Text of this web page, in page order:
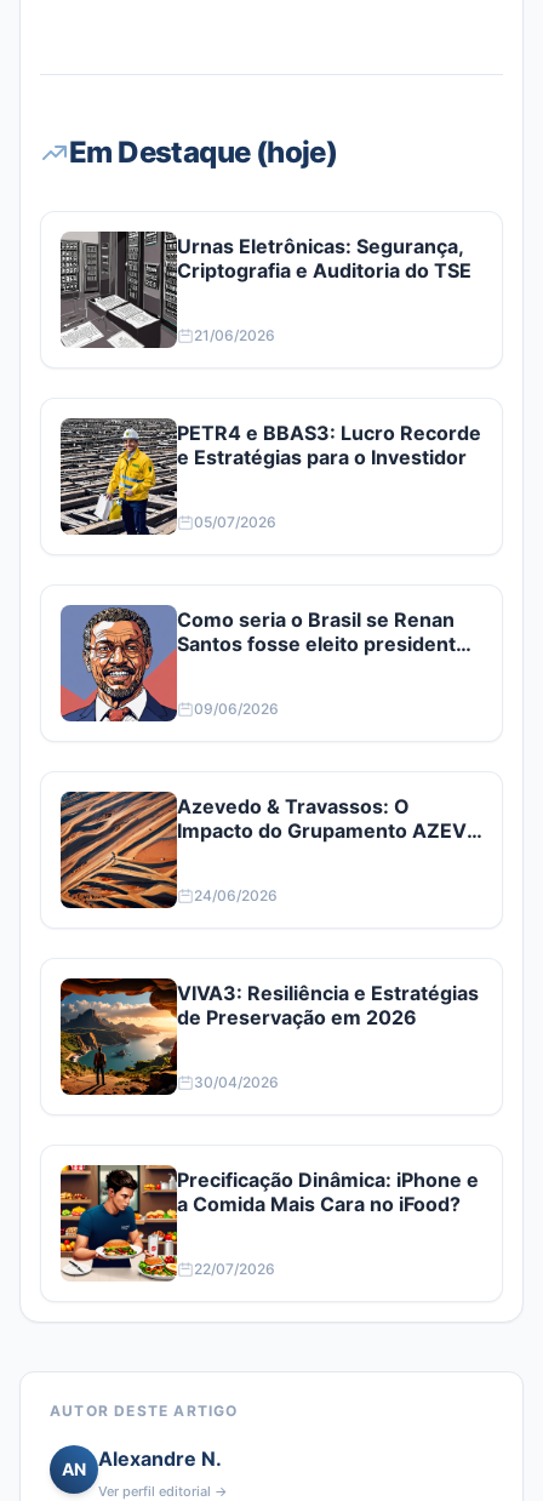
Em Destaque (hoje)
Urnas Eletrônicas: Segurança,
Criptografia e Auditoria do TSE
21/06/2026
PETR4 e BBAS3: Lucro Recorde
e Estratégias para o Investidor
05/07/2026
Como seria o Brasil se Renan
Santos fosse eleito presidente?
09/06/2026
Azevedo & Travassos: O
Impacto do Grupamento AZEV3
24/06/2026
VIVA3: Resiliência e Estratégias
de Preservação em 2026
30/04/2026
Precificação Dinâmica: iPhone e
a Comida Mais Cara no iFood?
22/07/2026
AUTOR DESTE ARTIGO
AN Alexandre N.
Ver perfil editorial →